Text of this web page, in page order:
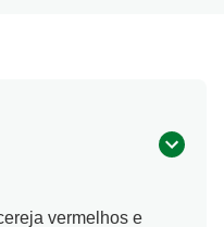
vermelhos e